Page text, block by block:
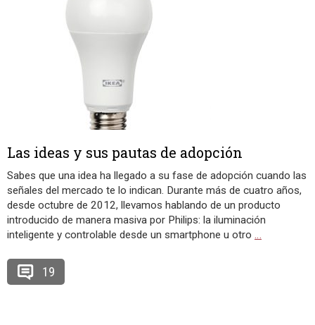
Las ideas y sus pautas de adopción
Sabes que una idea ha llegado a su fase de adopción cuando las
señales del mercado te lo indican. Durante más de cuatro años,
desde octubre de 2012, llevamos hablando de un producto
introducido de manera masiva por Philips: la iluminación
inteligente y controlable desde un smartphone u otro …
19